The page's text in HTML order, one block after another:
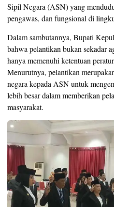
Sipil Negara (ASN) yang
pengawas, dan fungsional di
Dalam sambutannya, Bupati
bahwa pelantikan bukan sekadar
hanya memenuhi ketentuan
Menurutnya, pelantikan
negara kepada ASN untuk
lebih besar dalam memberikan
masyarakat.